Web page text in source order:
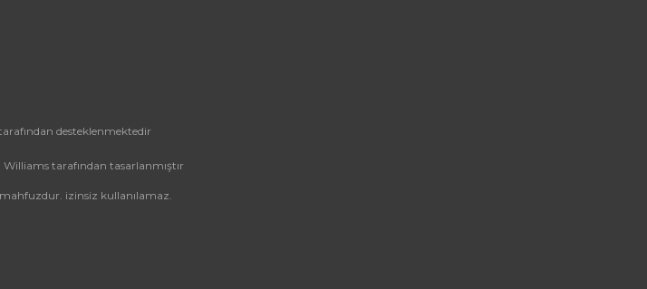
desteklenmektedir
Williamstarafından tasarlanmıştır
izinsiz kullanılamaz.